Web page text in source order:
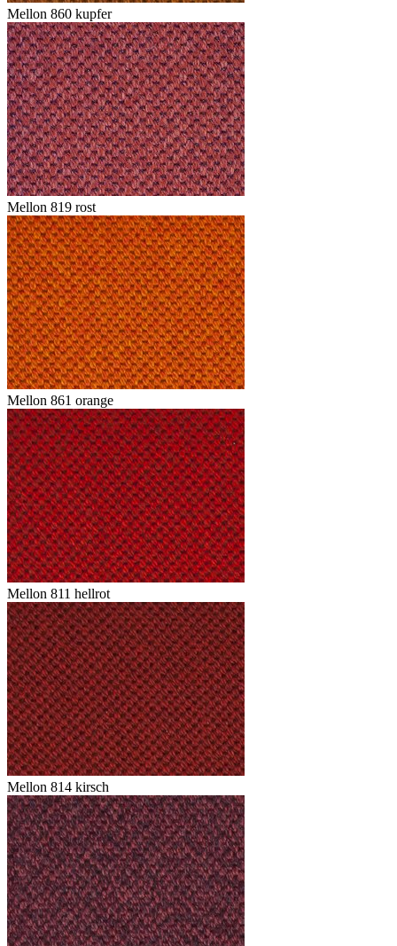
Mellon 860 kupfer
Mellon 819 rost
Mellon 861 orange
Mellon 811 hellrot
Mellon 814 kirsch